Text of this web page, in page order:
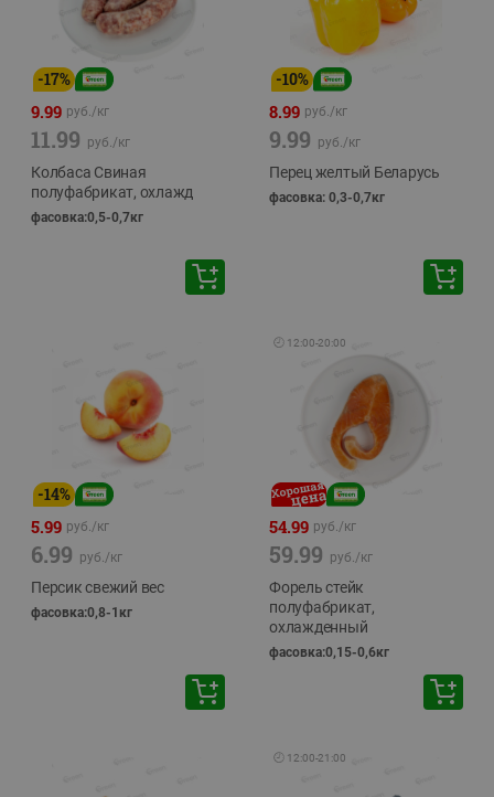
-17%
9.99 руб./кг
11.99 руб./кг
Колбаса Свиная
полуфабрикат, охлажд
фасовка:0,5-0,7кг
-10%
8.99 руб./кг
9.99 руб./кг
Перец желтый Беларусь
фасовка: 0,3-0,7кг
-14%
5.99 руб./кг
6.99 руб./кг
Персик свежий вес
фасовка:0,8-1кг
🕘 12:00-20:00
54.99 руб./кг
59.99 руб./кг
Форель стейк
полуфабрикат,
охлажденный
фасовка:0,15-0,6кг
🕘 12:00-21:00